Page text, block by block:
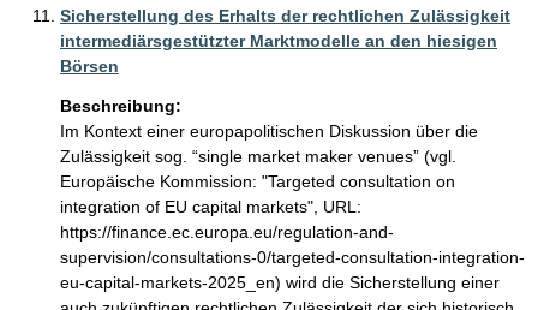
Sicherstellung des Erhalts der rechtlichen Zulässigkeit
intermediärsgestützter Marktmodelle an den hiesigen
Börsen
Beschreibung:
Im Kontext einer europapolitischen Diskussion über die
Zulässigkeit sog. “single market maker venues” (vgl.
Europäische Kommission: "Targeted consultation on
integration of EU capital markets", URL:
https://finance.ec.europa.eu/regulation-and-
supervision/consultations-0/targeted-consultation-integration-
eu-capital-markets-2025_en) wird die Sicherstellung einer